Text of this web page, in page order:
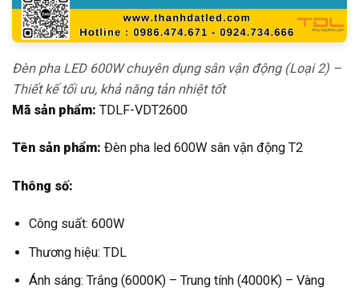
Đèn pha LED 600W chuyên dụng sân vận động (Loại 2) –
Thiết kế tối ưu, khả năng tản nhiệt tốt
Mã sản phẩm: TDLF-VDT2600
Tên sản phẩm: Đèn pha led 600W sân vận động T2
Thông số:
Công suất: 600W
Thương hiệu: TDL
Ánh sáng: Trắng (6000K) – Trung tính (4000K) – Vàng